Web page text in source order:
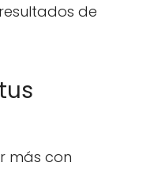
de
más con